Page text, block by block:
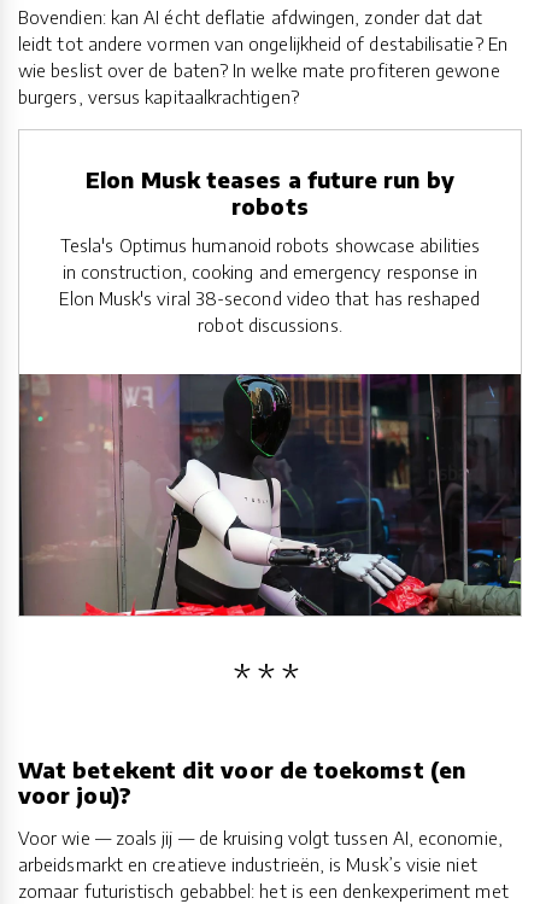
Bovendien: kan AI écht deflatie afdwingen, zonder dat dat
leidt tot andere vormen van ongelijkheid of destabilisatie? En
wie beslist over de baten? In welke mate profiteren gewone
burgers, versus kapitaalkrachtigen?
Elon Musk teases a future run by
robots
Tesla's Optimus humanoid robots showcase abilities
in construction, cooking and emergency response in
Elon Musk's viral 38-second video that has reshaped
robot discussions.
Wat betekent dit voor de toekomst (en
voor jou)?
Voor wie — zoals jij — de kruising volgt tussen AI, economie,
arbeidsmarkt en creatieve industrieën, is Musk’s visie niet
zomaar futuristisch gebabbel: het is een denkexperiment met